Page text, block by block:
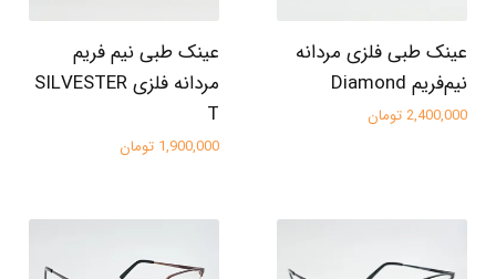
عینک طبی فلزی مردانه
نیم‌فریم Diamond
2,400,000 تومان
عینک طبی نیم فریم
مردانه فلزی SILVESTER
T
1,900,000 تومان